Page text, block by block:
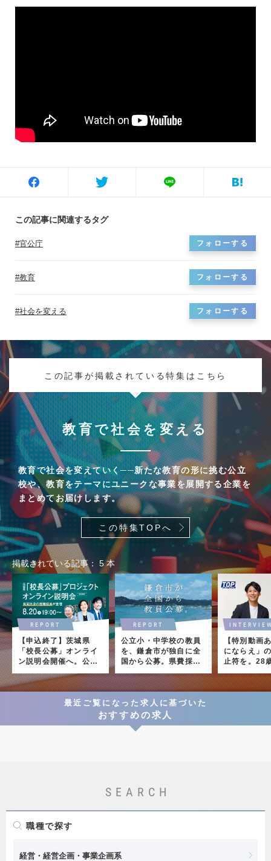
この記事に関連するタグ
官公庁 フォローする
教育 フォローする
社会を変える フォローする
この記事が掲載されている特集はこちら
教育で社会を変える
教育で社会を変えていく──新たな教育の形に挑む公立
校や、教育をテーマにユニークな事業を展開する企業を
まとめてお届けします。
この特集TOPへ
掲載されている記事 5 本
REPORT
【申込終了】茨城県
「校長公募」オンライ
ン説明会開催へ。公募
詳細に加え、現職校長
による登壇も
REPORT
公立小・中学校の教員
を、鎌倉市が独自に全
国から公募。県費採用
と同等の待遇で初採用
へ。
【特別動画
にならえ」
止符を。28
「青楓館高
創った理由
最近ご覧になった求人に基づいた
おすすめの求人
SEARCH
職種で探す
経営・経営企画・事業企画系